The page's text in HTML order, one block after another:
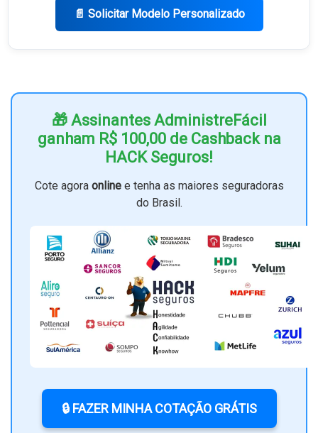
📄 Solicitar Modelo Personalizado
🎁 Assinantes AdministreFácil
ganham R$ 100,00 de Cashback na
HACK Seguros!
Cote agora onlinee tenha as maiores seguradoras
do Brasil.
🔒 FAZER MINHA COTAÇÃO GRÁTIS